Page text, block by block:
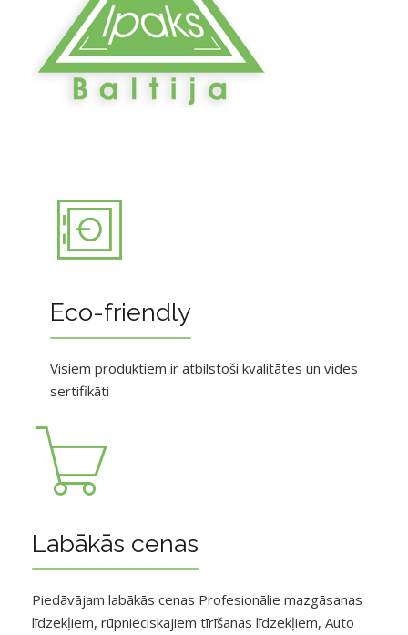
Eco-friendly
Visiem produktiem ir atbilstoši kvalitātes un vides
sertifikāti
Labākās cenas
Piedāvājam labākās cenas Profesionālie mazgāsanas
līdzekļiem, rūpnieciskajiem tīrīšanas līdzekļiem, Auto